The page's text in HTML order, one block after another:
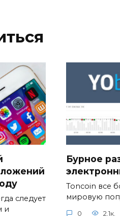
следует
и
Бурное
Toncoin все
мировую
0 2.1к.